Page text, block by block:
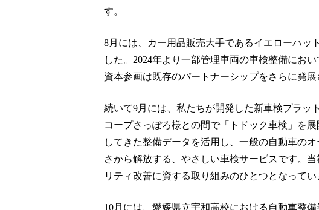
す。
8月には、カー用品販売大手であるイエローハッ
した。2024年より一部管理車両の車検整備にお
資本参画は既存のパートナーシップをさらに発展
続いて9月には、私たちが開発した新車検プラッ
コープさっぽろ様との間で「トドック車検」を
してきた整備データを活用し、一般の自動車の
さから解放する、やさしい車検サービスです。
リティ改善に資する取り組みのひとつとなってい
10月には、愛媛県立宇和高校における自動車整